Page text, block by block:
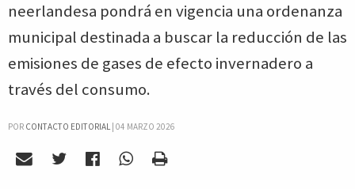
neerlandesa pondrá en vigencia una ordenanza
municipal destinada a buscar la reducción de las
emisiones de gases de efecto invernadero a
través del consumo.
POR CONTACTO EDITORIAL| 04 MARZO 2026